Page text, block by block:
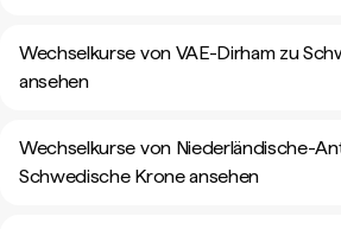
Wechselkurse von VAE-Dirham zu
ansehen
Wechselkurse von Niederländische-
Schwedische Krone ansehen